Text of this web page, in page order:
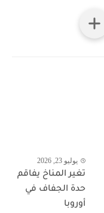
يوليو 23, 2026
تغير المناخ يفاقم
حدة الجفاف في
أوروبا